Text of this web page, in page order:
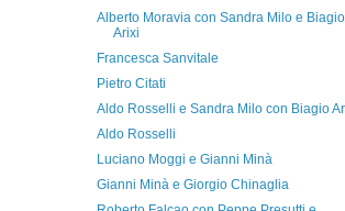
Alberto Moravia con Sandra Milo e Biagio
Arixi
Francesca Sanvitale
Pietro Citati
Aldo Rosselli e Sandra Milo con Biagio
Aldo Rosselli
Luciano Moggi e Gianni Minà
Gianni Minà e Giorgio Chinaglia